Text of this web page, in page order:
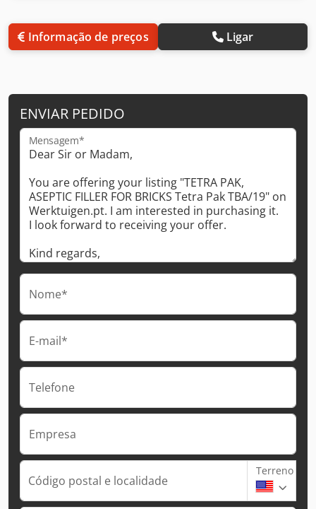
Informação de preços Ligar
ENVIAR PEDIDO
Mensagem*
Nome*
E-mail*
Telefone
Empresa
Código postal e localidade
Terreno